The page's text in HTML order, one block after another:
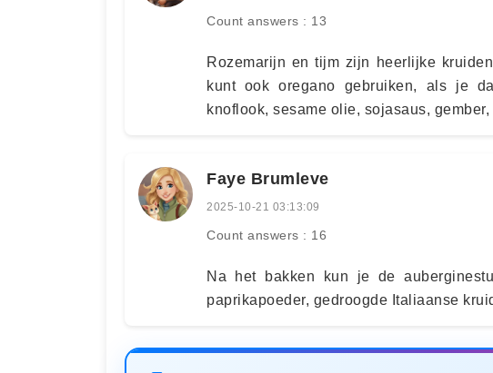
Count answers : 13
Rozemarijn en tijm zijn heerlijke
kunt ook oregano gebruiken, als je
knoflook, sesame olie, sojasaus,
Faye Brumleve
2025-10-21 03:13:09
Count answers : 16
Na het bakken kun je de
paprikapoeder, gedroogde Italiaanse